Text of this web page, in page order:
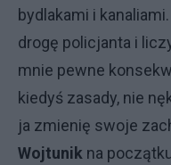
bydlakami i
drogę policjanta i
mnie pewne
kiedyś zasady, nie
ja zmienię swoje
Wojtunik na